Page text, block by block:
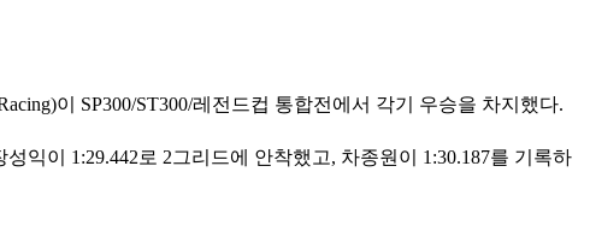
이 SP300/ST300/레전드컵 통합전에서 각기 우승을 차지했다.
익이 1:29.442로 2그리드에 안착했고, 차종원이 1:30.187를 기록하